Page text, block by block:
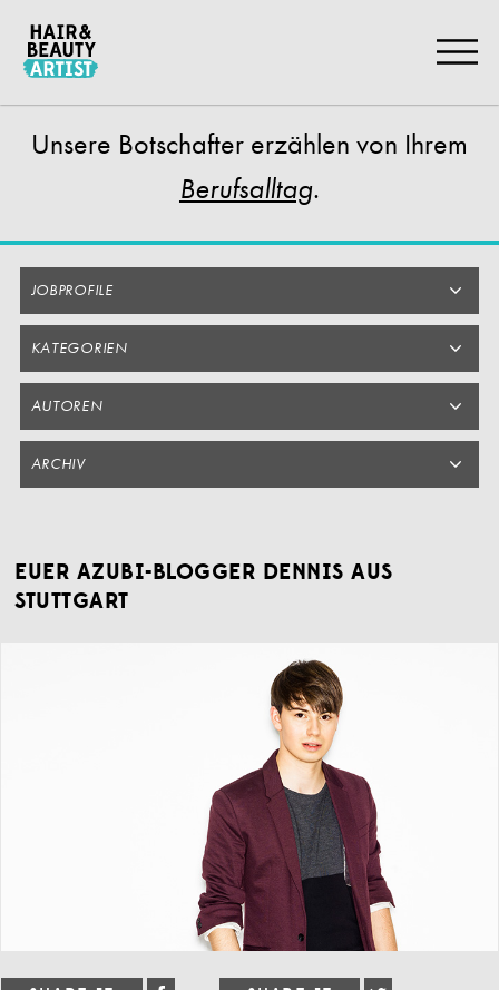
Artikel
Springen
Unsere Botschafter erzählen von Ihrem
Berufsalltag.
JOBPROFILE
KATEGORIEN
AUTOREN
ARCHIV
EUER AZUBI-BLOGGER DENNIS AUS
STUTTGART